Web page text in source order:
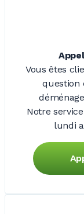
Vous êtes
question
Notre
lundi